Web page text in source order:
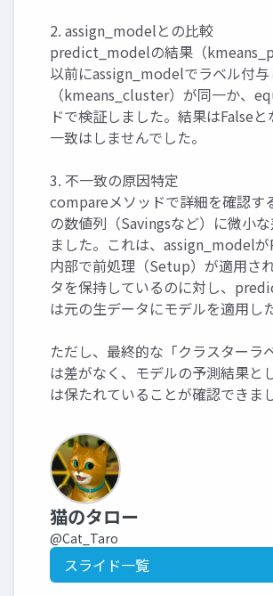
2. assign_modelとの比較
predict_modelの結果（
以前にassign_modelでラベル付
（kmeans_cluster）が同一か、
ドで検証しました。結果はFalseと
一致はしませんでした。
3. 不一致の原因特定
compareメソッドで詳細を確認す
の数値列（Savingsなど）に微小
ました。これは、assign_model
内部で前処理（Setup）が適用さ
タを保持しているのに対し、
は元の生データにモデルを適用し
ただし、最終的な「クラスターラ
は差がなく、モデルの予測結果と
は保たれていることが確認できま
猫のタロー
@Cat_Taro
スライド一覧